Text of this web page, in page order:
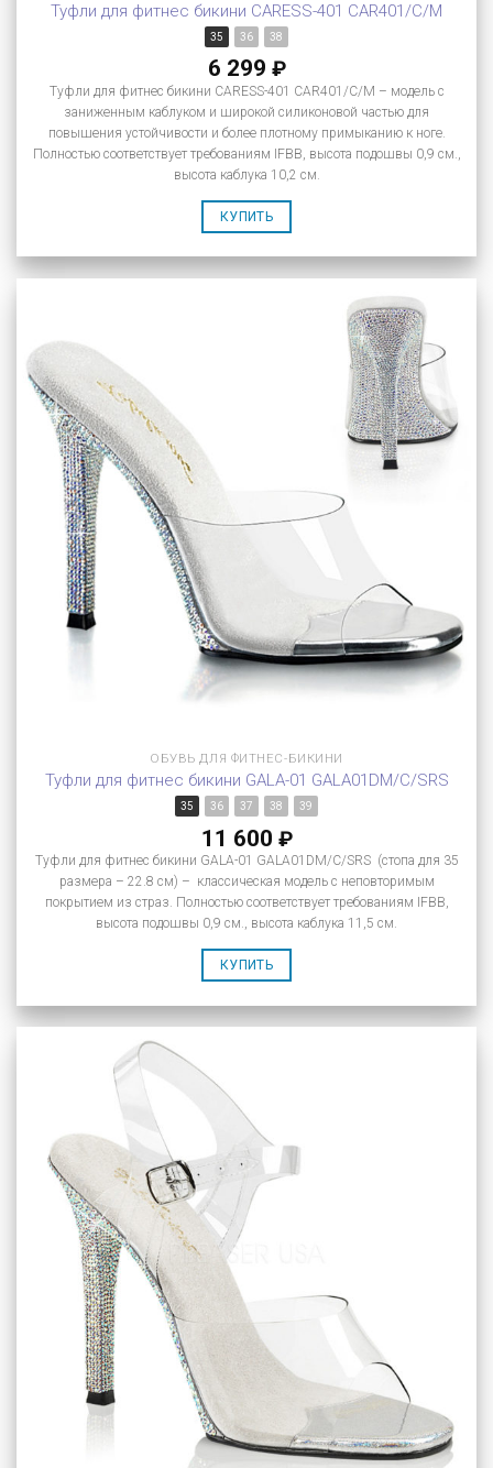
Туфли для фитнес бикини CARESS-401 CAR401/C/M
35 36 38
6 299 ₽
Туфли для фитнес бикини CARESS-401 CAR401/C/M – модель с
заниженным каблуком и широкой силиконовой частью для
повышения устойчивости и более плотному примыканию к ноге.
Полностью соответствует требованиям IFBB, высота подошвы 0,9 см.,
высота каблука 10,2 см.
КУПИТЬ
ОБУВЬ ДЛЯ ФИТНЕС-БИКИНИ
Туфли для фитнес бикини GALA-01 GALA01DM/C/SRS
35 36 37 38 39
11 600 ₽
Туфли для фитнес бикини GALA-01 GALA01DM/C/SRS (стопа для 35
размера – 22.8 см) – классическая модель с неповторимым
покрытием из страз. Полностью соответствует требованиям IFBB,
высота подошвы 0,9 см., высота каблука 11,5 см.
КУПИТЬ